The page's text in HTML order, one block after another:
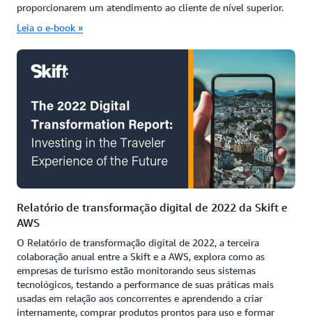
proporcionarem um atendimento ao cliente de nível superior.
Leia o e-book »
Relatório de transformação digital de 2022 da Skift e
AWS
O Relatório de transformação digital de 2022, a terceira
colaboração anual entre a Skift e a AWS, explora como as
empresas de turismo estão monitorando seus sistemas
tecnológicos, testando a performance de suas práticas mais
usadas em relação aos concorrentes e aprendendo a criar
internamente, comprar produtos prontos para uso e formar